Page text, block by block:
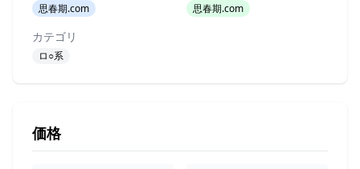
思春期.com 思春期.com
カテゴリ
ロ○系
価格